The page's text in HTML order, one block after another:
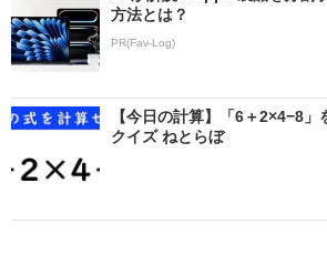
方法とは？
PR(Fav-Log)
【今日の計算】「6＋2×4−8
クイズ ねとらぼ